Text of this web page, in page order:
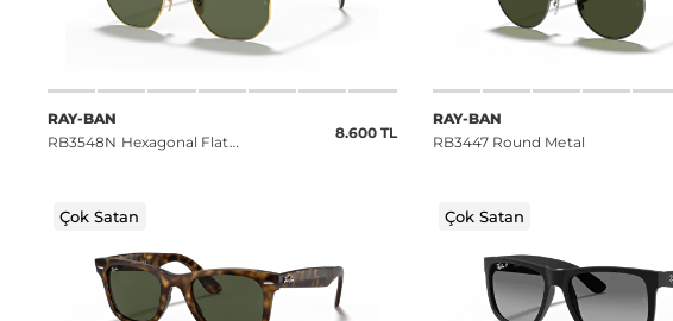
RAY-BAN
RB3548N Hexagonal Flat
8.600 TL
RAY-BAN
RB3447 Round Metal
Çok Satan Çok Satan